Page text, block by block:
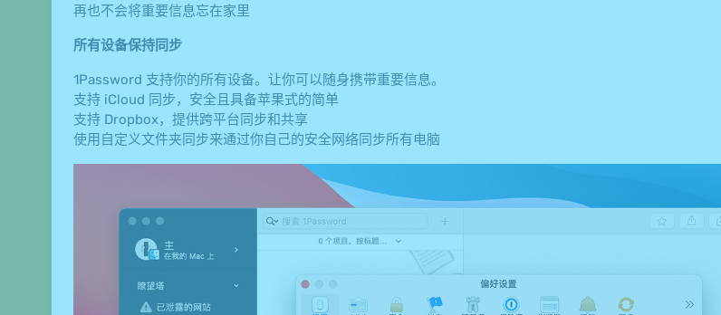
再也不会将重要信息忘在家里
所有设备保持同步
1Password 支持你的所有设备。让你可以随身携带重要信息。
支持 iCloud 同步，安全且具备苹果式的简单
支持 Dropbox，提供跨平台同步和共享
使用自定义文件夹同步来通过你自己的安全网络同步所有电脑